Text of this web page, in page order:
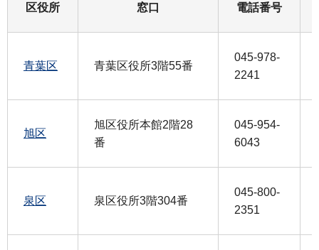
区役所 窓口 電話番号
青葉区 青葉区役所3階55番
045-978-
2241
旭区
旭区役所本館2階28
番
045-954-
6043
泉区 泉区役所3階304番
045-800-
2351